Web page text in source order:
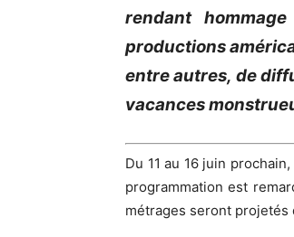
rendant
productions
entre autres, de
vacances
Du 11 au 16 juin
programmation est
métrages seront